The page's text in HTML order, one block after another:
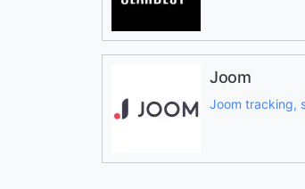
Joom
Joom tracking,